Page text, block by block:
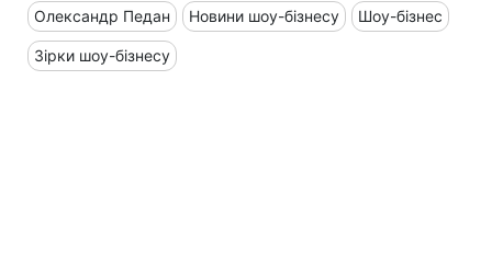
Олександр Педан Новини шоу-бізнесу Шоу-бізнес
Зірки шоу-бізнесу